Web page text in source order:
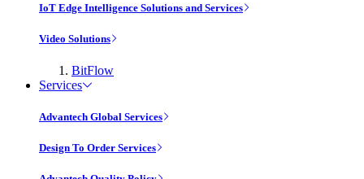
IoT Edge Intelligence Solutions and Services
Video Solutions
BitFlow
Services
Advantech Global Services
Design To Order Services